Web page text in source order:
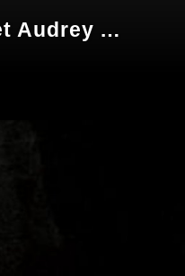
Les accords de groupe : comment co-construire des règles collectives ? - Laurent Marseault et Audrey Auriault